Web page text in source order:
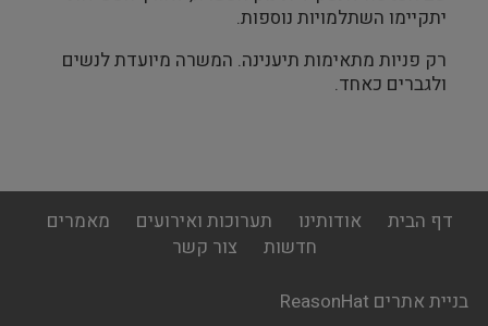
יתקיימו השתלמויות נוספות.
רק פניות מתאימות תיענינה. המשרה מיועדת לנשים
ולגברים כאחד.
footer
menu
דף הבית אודותינו תערוכות ואירועים
מאמרים
חדשות
צור קשר
בניית אתרים ReasonHat